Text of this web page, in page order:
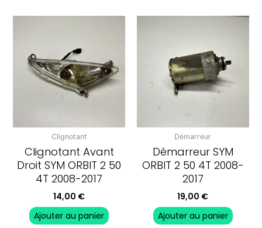
Clignotant
Clignotant Avant
Droit SYM ORBIT 2 50
4T 2008-2017
14,00 €
Ajouter au panier
Démarreur
Démarreur SYM
ORBIT 2 50 4T 2008-
2017
19,00 €
Ajouter au panier